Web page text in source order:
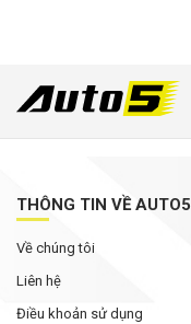
THÔNG TIN VỀ AUTO5
Về chúng tôi
Liên hệ
Điều khoản sử dụng